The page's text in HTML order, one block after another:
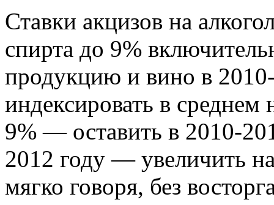
Ставки акцизов на
спирта до 9%
продукцию и вино в 2010-
индексировать в
9% — оставить в 2010-
2012 году — увеличить
мягко говоря, без